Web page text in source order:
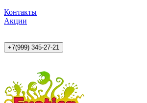
Контакты
Акции
+7(999) 345-27-21